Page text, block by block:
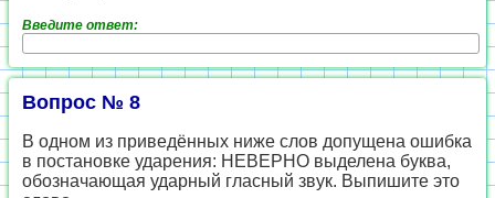
Введите ответ:
Вопрос № 8
В одном из приведённых ниже слов допущена ошибка
в постановке ударения: НЕВЕРНО выделена буква,
обозначающая ударный гласный звук. Выпишите это